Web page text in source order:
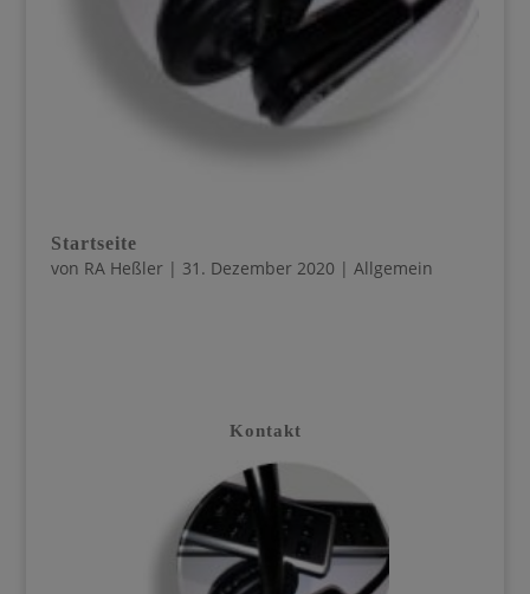
Startseite
von RA Heßler| 31. Dezember 2020 | Allgemein
Kontakt